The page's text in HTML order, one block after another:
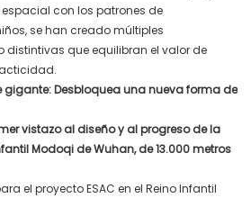
con los patrones de
se han creado múltiples
que equilibran el valor de
gigante: Desbloquea una nueva forma de
el proyecto ESAC en el Reino Infantil